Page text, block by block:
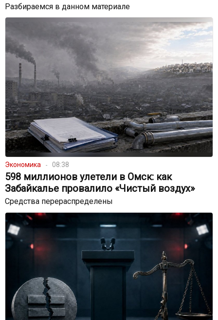
Разбираемся в данном материале
Экономика 08:38
598 миллионов улетели в Омск: как
Забайкалье провалило «Чистый воздух»
Средства перераспределены